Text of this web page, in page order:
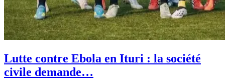
Lutte contre Ebola en Ituri : la société
civile demande…